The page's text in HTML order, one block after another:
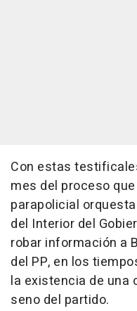
Con estas
mes del proceso
parapolicial
del Interior del
robar información a
del PP, en los
la existencia de una
seno del partido.